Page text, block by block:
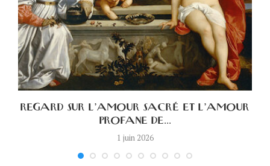
REGARD SUR L’AMOUR SACRÉ ET L’AMOUR
PROFANE DE...
1 juin 2026